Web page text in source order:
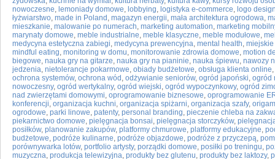
nowoczesne, lemoniady domowe, lobbying, logistyka e-commerce, logo
łyżwiarstwo, made in Poland , magazyn energii, mała architektura ogrodowa,
mieszkanie, malowanie po numerach, marketing automation, marketing
marynaty domowe, meble industrialne, meble klasyczne, meble modułowe,
medycyna estetyczna zabiegi, medycyna prewencyjna, mental health, miejskie
mindful eating, monitoring w domu, monitorowanie zdrowia domowe, motion
biegowe, nauka gry na gitarze, nauka gry na pianinie, nauka śpiewu, nawozy
jedzenia, nietolerancje pokarmowe, obiady budżetowe, obsługa klienta online,
ochrona systemów, ochrona wód , odżywianie seniorów, ogród japoński, ogród
nowoczesny, ogród wertykalny, ogród wiejski, ogród wypoczynkowy, ogród
nad zwierzętami domowymi, oprogramowanie biznesowe, oprogramowanie
konferencji, organizacja kuchni, organizacja spiżarni, organizacja szafy,
ogrodowe, parki linowe, patenty, personal branding, pieczenie chleba na
piekarnictwo domowe, pielęgnacja bonsai, pielęgnacja storczyków,
posiłków, planowanie zakupów, platformy chmurowe, platformy edukacyjne,
budżetowe, podróże kulinarne, podróże objazdowe, podróże z przyczepą,
porównywarka lotów, portfolio artysty, porządki domowe, posiłki po treningu,
muzyczna, produkcja telewizyjna, produkty bez glutenu, produkty bez laktozy,